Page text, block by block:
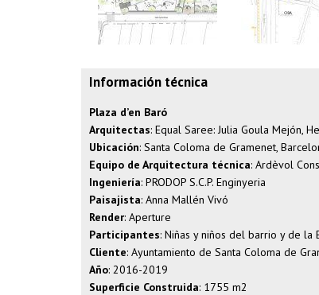
Información técnica
Plaza d’en Baró
Arquitectas: Equal Saree: Julia Goula Mejón,
Ubicación: Santa Coloma de Gramenet,
Equipo de Arquitectura técnica: Ardèvol
Ingeniería: PRODOP S.C.P. Enginyeria
Paisajista: Anna Mallén Vivó
Render: Aperture
Participantes: Niñas y niños del barrio y de la
Cliente: Ayuntamiento de Santa Coloma de
Año: 2016-2019
Superficie Construida: 1755 m2